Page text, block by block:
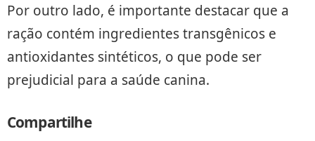
Por outro lado, é importante destacar que a
ração contém ingredientes transgênicos e
antioxidantes sintéticos, o que pode ser
prejudicial para a saúde canina.
Compartilhe